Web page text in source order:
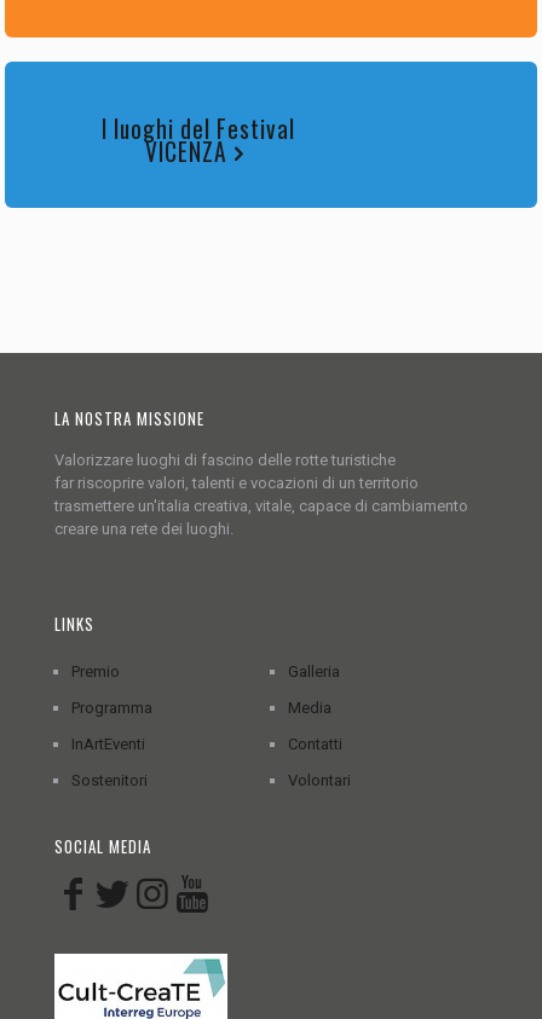
I luoghi del Festival
VICENZA
LA NOSTRA MISSIONE
Valorizzare luoghi di fascino delle rotte turistiche
far riscoprire valori, talenti e vocazioni di un territorio
trasmettere un'italia creativa, vitale, capace di cambiamento
creare una rete dei luoghi.
LINKS
Premio
Programma
InArtEventi
Sostenitori
Galleria
Media
Contatti
Volontari
SOCIAL MEDIA